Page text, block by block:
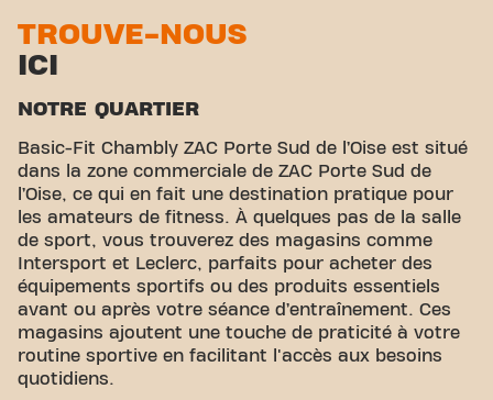
TROUVE-NOUS
ICI
NOTRE QUARTIER
Basic-Fit Chambly ZAC Porte Sud de l’Oise est situé
dans la zone commerciale de ZAC Porte Sud de
l’Oise, ce qui en fait une destination pratique pour
les amateurs de fitness. À quelques pas de la salle
de sport, vous trouverez des magasins comme
Intersport et Leclerc, parfaits pour acheter des
équipements sportifs ou des produits essentiels
avant ou après votre séance d’entraînement. Ces
magasins ajoutent une touche de praticité à votre
routine sportive en facilitant l'accès aux besoins
quotidiens.